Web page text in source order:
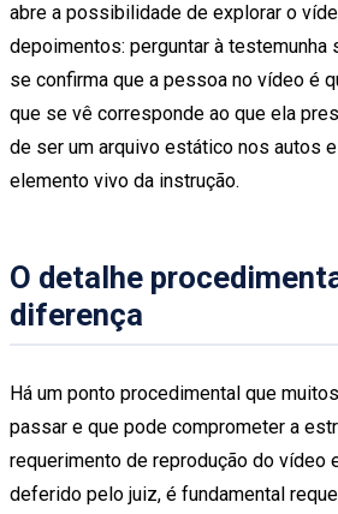
abre a possibilidade de explorar o
depoimentos: perguntar à testemunha
se confirma que a pessoa no vídeo é
que se vê corresponde ao que ela
de ser um arquivo estático nos autos
elemento vivo da instrução.
O detalhe
diferença
Há um ponto procedimental que
passar e que pode comprometer a
requerimento de reprodução do vídeo
deferido pelo juiz, é fundamental